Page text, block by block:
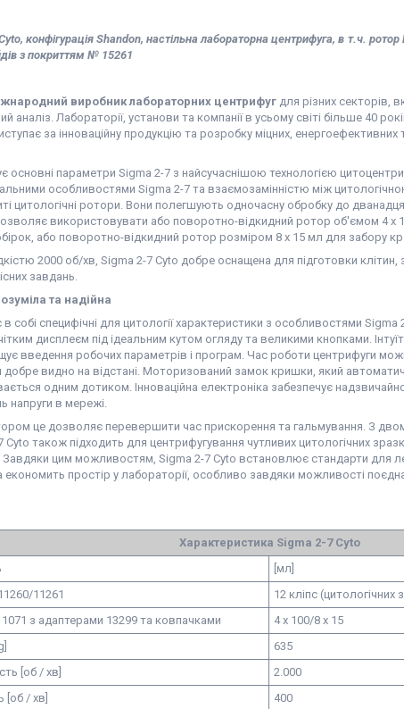
конфігурація Shandon, настільна лабораторна центрифуга, в т.ч.
з покриттям № 15261
виробник лабораторних центрифуг для різних секторів,
аналіз. Лабораторії, установи та компанії в усьому світі більше 40
за інноваційну продукцію та розробку міцних,
основні параметри Sigma 2-7 з найсучаснішою технологією
особливостями Sigma 2-7 та взаємозамінністю між
цитологічні ротори. Вони полегшують одночасну обробку до
використовувати або поворотно-відкидний ротор об'ємом 4 х
або поворотно-відкидний ротор розміром 8 х 15 мл для забору
2000 об/хв, Sigma 2-7 Cyto добре оснащена для підготовки
завдань.
та надійна
собі специфічні для цитології характеристики з особливостями
дисплеєм під ідеальним кутом огляду та великими кнопками.
введення робочих параметрів і програм. Час роботи центрифуги
добре видно на відстані. Моторизований замок кришки, який
одним дотиком. Інноваційна електроніка забезпечує
напруги в мережі.
це дозволяє перевершити час прискорення та гальмування. З
Cyto також підходить для центрифугування чутливих цитологічних
Завдяки цим можливостям, Sigma 2-7 Cyto встановлює стандарти для
простір у лабораторії, особливо завдяки можливості
Характеристика Sigma 2-7 Cyto
[мл]
11261
12 кліпс (цитологічних
з адаптерами 13299 та ковпачками
4 x 100/8 x 15
635
[об / хв]
2.000
[об / хв]
400